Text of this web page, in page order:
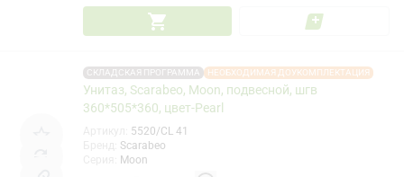
СКЛАДСКАЯ ПРОГРАММА НЕОБХОДИМАЯ ДОУКОМПЛЕКТАЦИЯ
Унитаз, Scarabeo, Moon, подвесной, шгв
360*505*360, цвет-Pearl
5520/CL 41
Scarabeo
Moon